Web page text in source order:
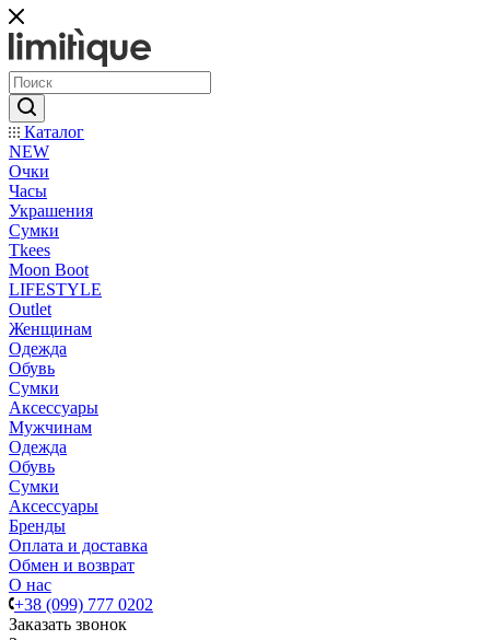
Каталог
NEW
Очки
Часы
Украшения
Сумки
Tkees
Moon Boot
LIFESTYLE
Outlet
Женщинам
Одежда
Обувь
Сумки
Аксессуары
Мужчинам
Одежда
Обувь
Сумки
Аксессуары
Бренды
Оплата и доставка
Обмен и возврат
О нас
+38 (099) 777 0202
Заказать звонок